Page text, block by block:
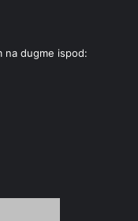
na dugme ispod: